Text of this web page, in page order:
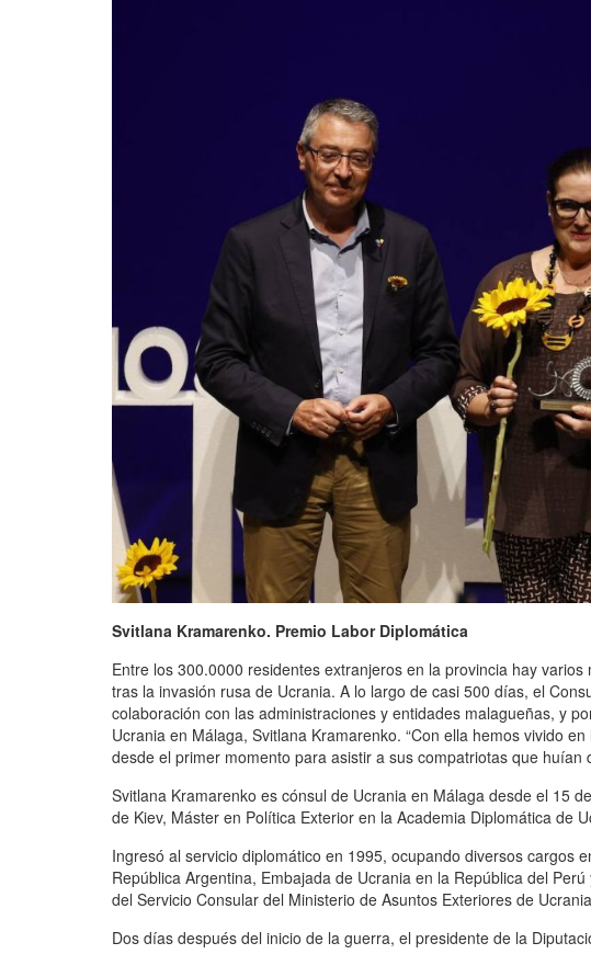
Svitlana Kramarenko. Premio Labor Diplomática
Entre los 300.0000 residentes extranjeros en la provincia hay
tras la invasión rusa de Ucrania. A lo largo de casi 500 días, el
colaboración con las administraciones y entidades malagueñas, y
Ucrania en Málaga, Svitlana Kramarenko. “Con ella hemos vivido
desde el primer momento para asistir a sus compatriotas que huían
Svitlana Kramarenko es cónsul de Ucrania en Málaga desde el 15
de Kiev, Máster en Política Exterior en la Academia Diplomática de
Ingresó al servicio diplomático en 1995, ocupando diversos cargos
República Argentina, Embajada de Ucrania en la República del
del Servicio Consular del Ministerio de Asuntos Exteriores de
Dos días después del inicio de la guerra, el presidente de la